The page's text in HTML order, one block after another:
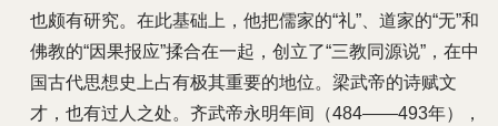
也颇有研究。在此基础上，他把儒家的“礼”、道家的“无”和
佛教的“因果报应”揉合在一起，创立了“三教同源说”，在中
国古代思想史上占有极其重要的地位。梁武帝的诗赋文
才，也有过人之处。齐武帝永明年间（484——493年），